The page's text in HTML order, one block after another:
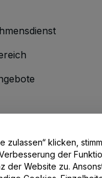
/ Kontakt
zulassen“ klicken,
der
Ansonsten verwenden wir nur